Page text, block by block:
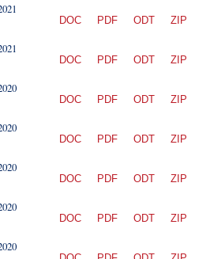
ZIP
ODT
PDF
DOC
ZIP
ODT
PDF
DOC
ZIP
ODT
PDF
DOC
ZIP
ODT
PDF
DOC
ZIP
ODT
PDF
DOC
ZIP
ODT
PDF
DOC